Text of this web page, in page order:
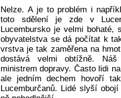
Nelze. A je to problém i
toto sdělení je zde v
Lucembursko je velmi
obyvatelstva se dá počítat k
vrstva je tak zaměřena na
dostává velmi obtížně.
ministrem dopravy. Často lidi
ale jedním dechem hovoří
Lucemburčanů. Lidé slyší